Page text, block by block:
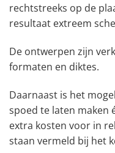
rechtstreeks op de
resultaat extreem
De ontwerpen zijn
formaten en diktes.
Daarnaast is het
spoed te laten maken
extra kosten voor in
staan vermeld bij het